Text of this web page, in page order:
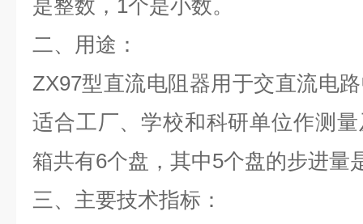
是整数，1个是小数。
二、用途：
ZX97型直流电阻器用于交直流电
适合工厂、学校和科研单位作测
箱共有6个盘，其中5个盘的步进量
三、 主要技术指标：